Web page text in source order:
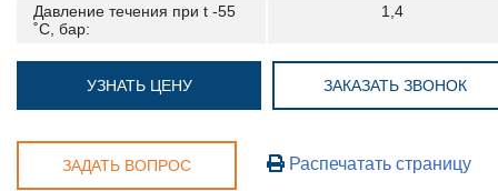
Давление течения при t -55
˚C, бар:
1,4
УЗНАТЬ ЦЕНУ ЗАКАЗАТЬ ЗВОНОК
ЗАДАТЬ ВОПРОС Распечатать страницу